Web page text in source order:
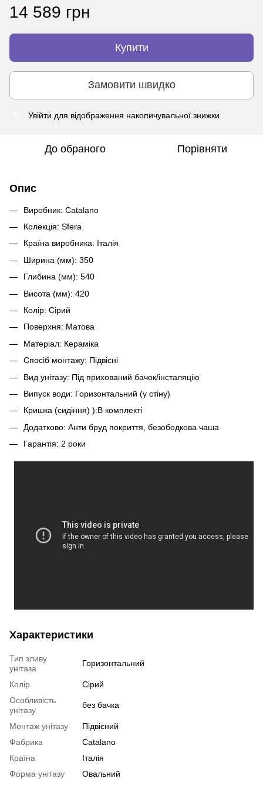
14 589 грн
Купити
Замовити швидко
Увійти для відображення накопичувальної знижки
До обраного Порівняти
Опис
Виробник: Catalano
Колекція: Sfera
Країна виробника: Італія
Ширина (мм): 350
Глибина (мм): 540
Висота (мм): 420
Колір: Сірий
Поверхня: Матова
Матеріал: Кераміка
Спосіб монтажу: Підвісні
Вид унітазу: Під прихований бачок/інсталяцію
Випуск води: Горизонтальний (у стіну)
Кришка (сидіння) ):В комплекті
Додатково: Анти бруд покриття, безободкова чаша
Гарантія: 2 роки
Характеристики
Тип зливу
унітаза
Горизонтальний
Колір
Сірий
Особливість
унітазу
без бачка
Монтаж унітазу
Підвісний
Фабрика
Catalano
Країна
Італія
Форма унітазу
Овальний